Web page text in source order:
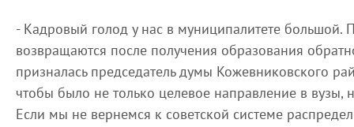
- Кадровый голод у нас в муниципалитете большой.
возвращаются после получения образования
призналась председатель думы Кожевниковского
чтобы было не только целевое направление в вузы,
Если мы не вернемся к советской системе